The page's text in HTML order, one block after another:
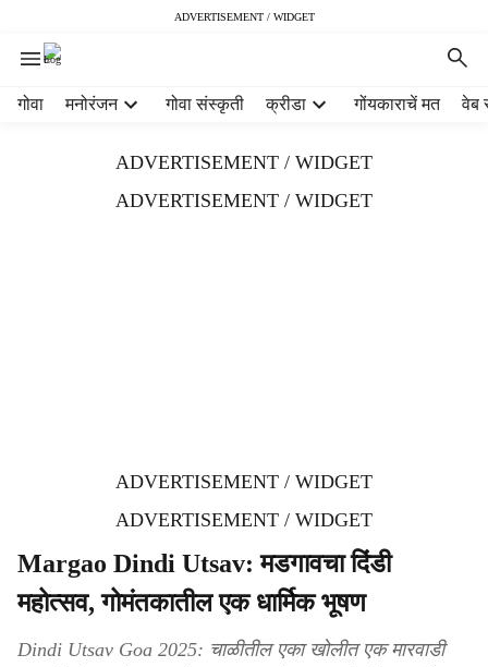
ADVERTISEMENT / WIDGET
गोवा मनोरंजन गोवा संस्कृती क्रीडा गोंयकाराचें मत वेब
ADVERTISEMENT / WIDGET
ADVERTISEMENT / WIDGET
ADVERTISEMENT / WIDGET
ADVERTISEMENT / WIDGET
Margao Dindi Utsav: मडगावचा दिंडी
महोत्सव, गोमंतकातील एक धार्मिक भूषण
Dindi Utsav Goa 2025: चाळीतील एका खोलीत एक मारवाडी